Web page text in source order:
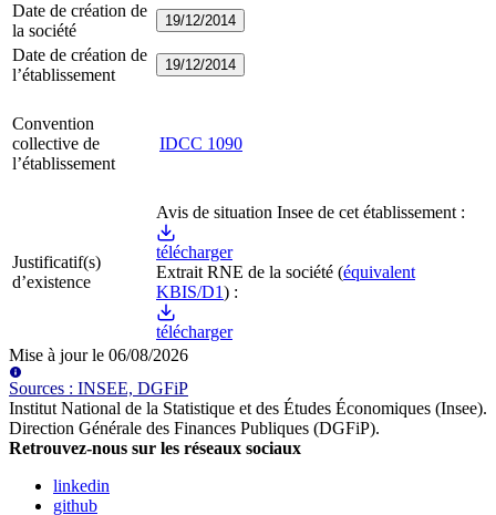
Date de création de
la société
19/12/2014
Date de création de
l’établissement
19/12/2014
Convention
collective de
l’établissement
IDCC 1090
Justificatif(s)
d’existence
Avis de situation Insee de cet établissement :
télécharger
Extrait RNE de la société (équivalent
KBIS/D1) :
télécharger
Mise à jour le 06/08/2026
Sources : INSEE, DGFiP
Institut National de la Statistique et des Études Économiques (Insee).
Direction Générale des Finances Publiques (DGFiP).
Retrouvez-nous sur les réseaux sociaux
linkedin
github